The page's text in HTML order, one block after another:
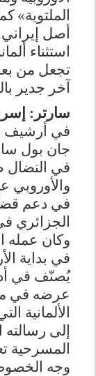
الملتوية»
أصل
استثناء
تجعل من
آخر جدير
سارتر:
في أرشيف
في النضال
والأوروبي
في دعم
الجزائري
وكان عمله
في بداية
يُصنّف في
عرضه في
الألمانية
إلى
المسرحية
وجه